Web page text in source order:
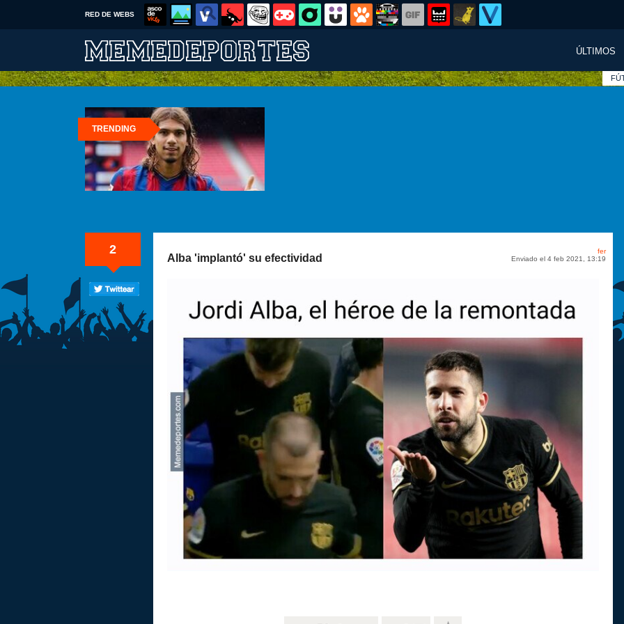
RED DE WEBS
ÚLTIMOS
TRENDING
2
fer
Enviado el 4 feb 2021, 13:19
Alba 'implantó' su efectividad